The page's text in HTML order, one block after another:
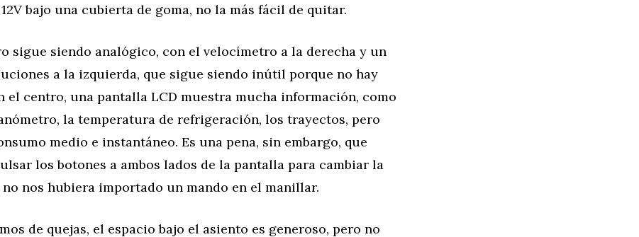
bajo una cubierta de goma, no la más fácil de quitar.
sigue siendo analógico, con el velocímetro a la derecha y un
a la izquierda, que sigue siendo inútil porque no hay
el centro, una pantalla LCD muestra mucha información, como
la temperatura de refrigeración, los trayectos, pero
medio e instantáneo. Es una pena, sin embargo, que
los botones a ambos lados de la pantalla para cambiar la
nos hubiera importado un mando en el manillar.
de quejas, el espacio bajo el asiento es generoso, pero no